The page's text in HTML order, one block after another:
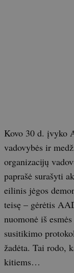
Kovo 30 d. įvyko
vadovybės ir
organizacijų
paprašė surašyti
eilinis jėgos
teisę – gėrėtis
nuomonė iš
susitikimo
žadėta. Tai rodo,
kitiems…